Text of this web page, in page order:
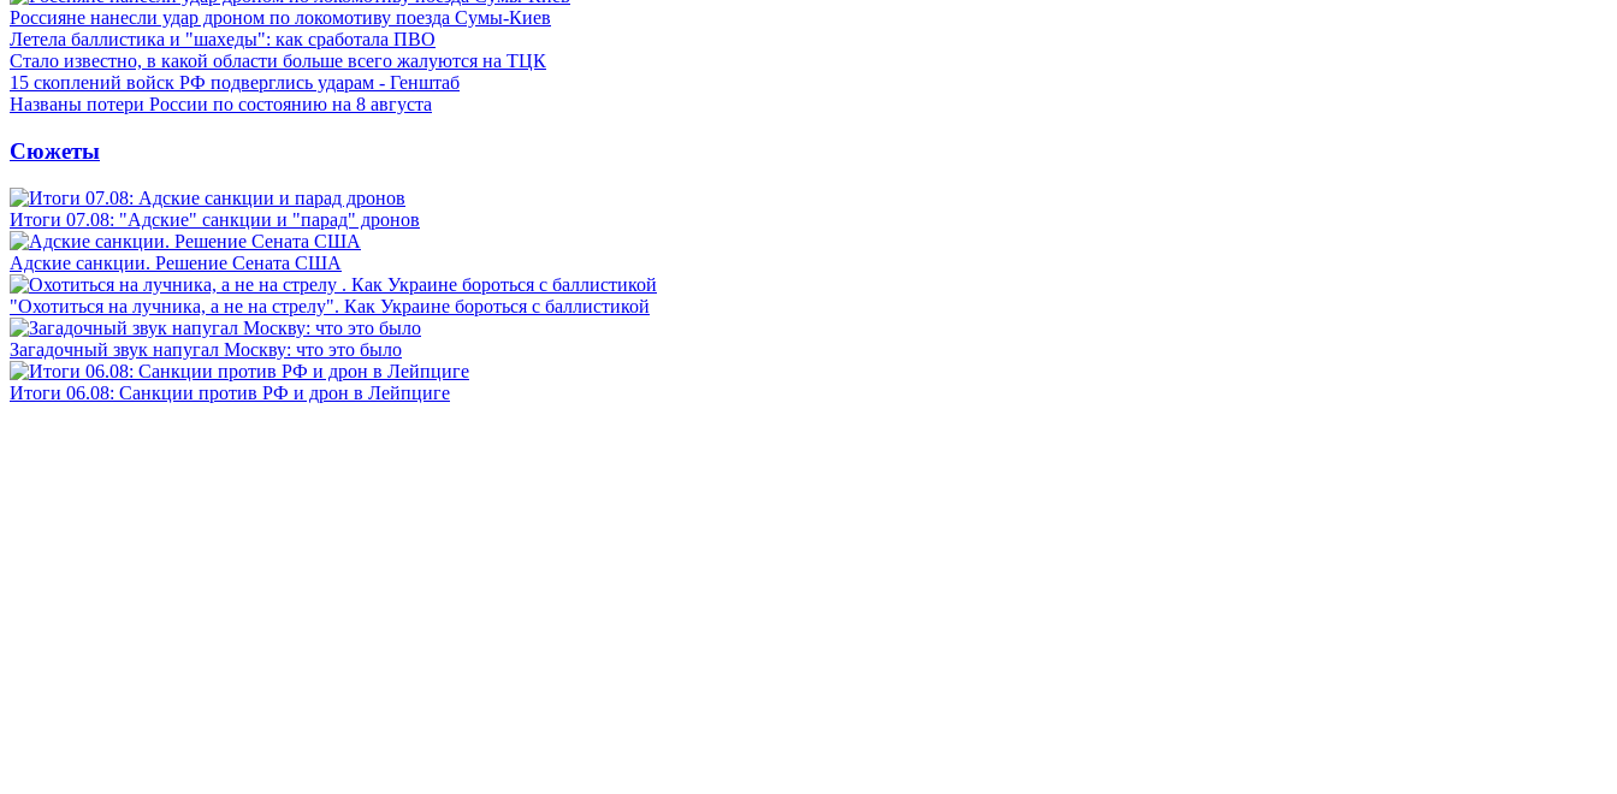
Россияне нанесли удар дроном по локомотиву поезда Сумы-Киев
Летела баллистика и "шахеды": как сработала ПВО
Стало известно, в какой области больше всего жалуются на ТЦК
15 скоплений войск РФ подверглись ударам - Генштаб
Названы потери России по состоянию на 8 августа
Сюжеты
Итоги 07.08: "Адские" санкции и "парад" дронов
Адские санкции. Решение Сената США
"Охотиться на лучника, а не на стрелу". Как Украине бороться с баллистикой
Загадочный звук напугал Москву: что это было
Итоги 06.08: Санкции против РФ и дрон в Лейпциге